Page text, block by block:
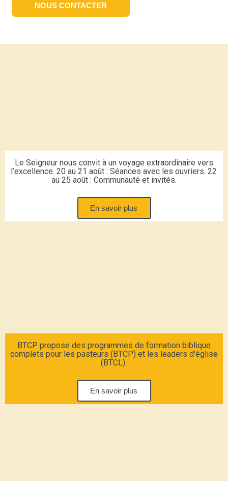
NOUS CONTACTER
Le Seigneur nous convit à un voyage extraordinaire vers
l’excellence. 20 au 21 août : Séances avec les ouvriers. 22
au 25 août : Communauté et invités.
En savoir plus
BTCP propose des programmes de formation biblique
complets pour les pasteurs (BTCP) et les leaders d'église
(BTCL).
En savoir plus